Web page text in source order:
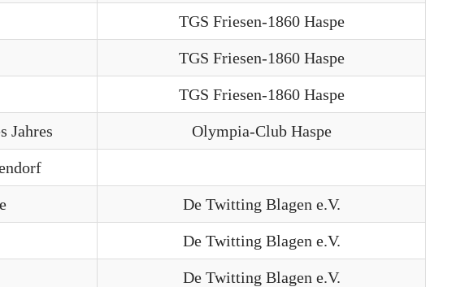
TGS Friesen-1860 Haspe
TGS Friesen-1860 Haspe
TGS Friesen-1860 Haspe
Jahres Olympia-Club Haspe
De Twitting Blagen e.V.
De Twitting Blagen e.V.
De Twitting Blagen e.V.